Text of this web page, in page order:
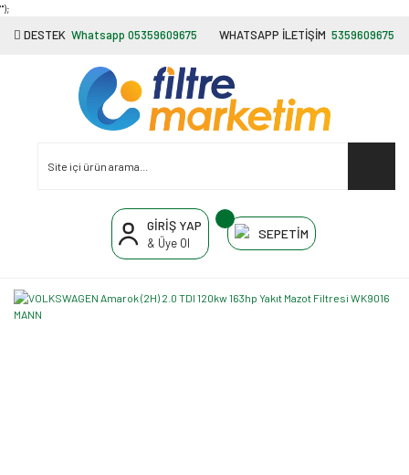
"');
DESTEK Whatsapp 05359609675 WHATSAPP İLETİŞİM 5359609675
GİRİŞ YAP
& Üye Ol
SEPETİM